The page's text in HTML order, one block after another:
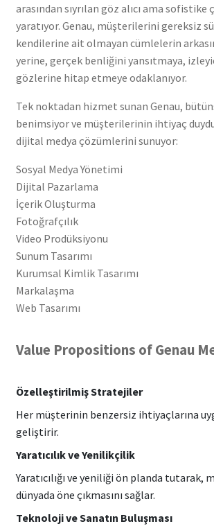
arasından sıyrılan göz alıcı ama sofistike
yaratıyor. Genau, müşterilerini gereksiz
kendilerine ait olmayan cümlelerin
yerine, gerçek benliğini yansıtmaya,
gözlerine hitap etmeye odaklanıyor.
Tek noktadan hizmet sunan Genau,
benimsiyor ve müşterilerinin ihtiyaç
dijital medya çözümlerini sunuyor:
Sosyal Medya Yönetimi
Dijital Pazarlama
İçerik Oluşturma
Fotoğrafçılık
Video Prodüksiyonu
Sunum Tasarımı
Kurumsal Kimlik Tasarımı
Markalaşma
Web Tasarımı
Value Propositions of Genau
Özelleştirilmiş Stratejiler
Her müşterinin benzersiz ihtiyaçlarına
geliştirir.
Yaratıcılık ve Yenilikçilik
Yaratıcılığı ve yeniliği ön planda tutarak,
dünyada öne çıkmasını sağlar.
Teknoloji ve Sanatın Buluşması